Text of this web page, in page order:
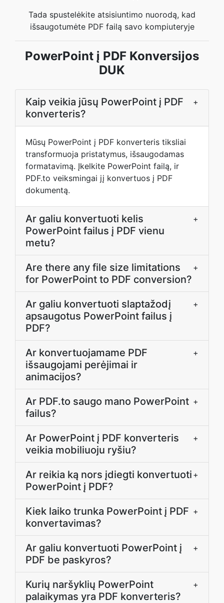
Tada spustelėkite atsisiuntimo nuorodą, kad
išsaugotumėte PDF failą savo kompiuteryje
PowerPoint į PDF Konversijos
DUK
Kaip veikia jūsų PowerPoint į PDF
konverteris?
+
Mūsų PowerPoint į PDF konverteris tiksliai
transformuoja pristatymus, išsaugodamas
formatavimą. Įkelkite PowerPoint failą, ir
PDF.to veiksmingai jį konvertuos į PDF
dokumentą.
Ar galiu konvertuoti kelis
PowerPoint failus į PDF vienu
metu?
+
Are there any file size limitations
for PowerPoint to PDF conversion?
+
Ar galiu konvertuoti slaptažodį
apsaugotus PowerPoint failus į
PDF?
+
Ar konvertuojamame PDF
išsaugojami perėjimai ir
animacijos?
+
Ar PDF.to saugo mano PowerPoint
failus?
+
Ar PowerPoint į PDF konverteris
veikia mobiliuoju ryšiu?
+
Ar reikia ką nors įdiegti konvertuoti
PowerPoint į PDF?
+
Kiek laiko trunka PowerPoint į PDF
konvertavimas?
+
Ar galiu konvertuoti PowerPoint į
PDF be paskyros?
+
Kurių naršyklių PowerPoint
palaikymas yra PDF konverteris?
+